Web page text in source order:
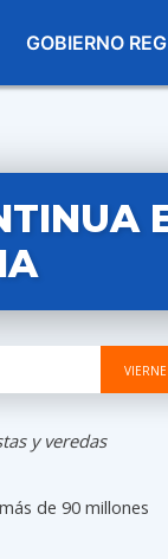
GOBIERNO
y veredas
de 90 millones